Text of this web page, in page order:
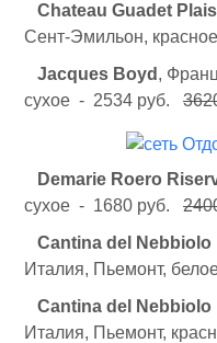
Chateau Guadet
Сент-Эмильон,
Jacques Boyd ,
сухое - 2534 руб.
Demarie Roero
сухое - 1680 руб.
Cantina del
Италия, Пьемонт,
Cantina del
Италия, Пьемонт,